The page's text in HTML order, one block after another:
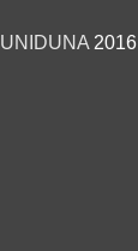
UNIDUNA 2016